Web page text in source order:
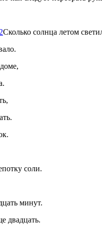
Сколько солнца летом
соли.
минут.
двадцать.